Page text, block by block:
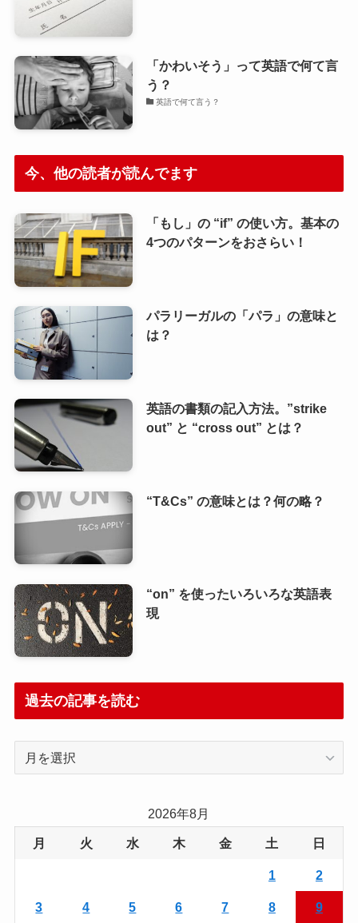
「かわいそう」って英語で何て言
う？
英語で何て言う？
今、他の読者が読んでます
「もし」の “if” の使い方。基本の
4つのパターンをおさらい！
パラリーガルの「パラ」の意味と
は？
英語の書類の記入方法。”strike
out” と “cross out” とは？
“T&Cs” の意味とは？何の略？
“on” を使ったいろいろな英語表
現
過去の記事を読む
事
2026年8月
月 火 水 木 金 土 日
1 2
3 4 5 6 7 8 9